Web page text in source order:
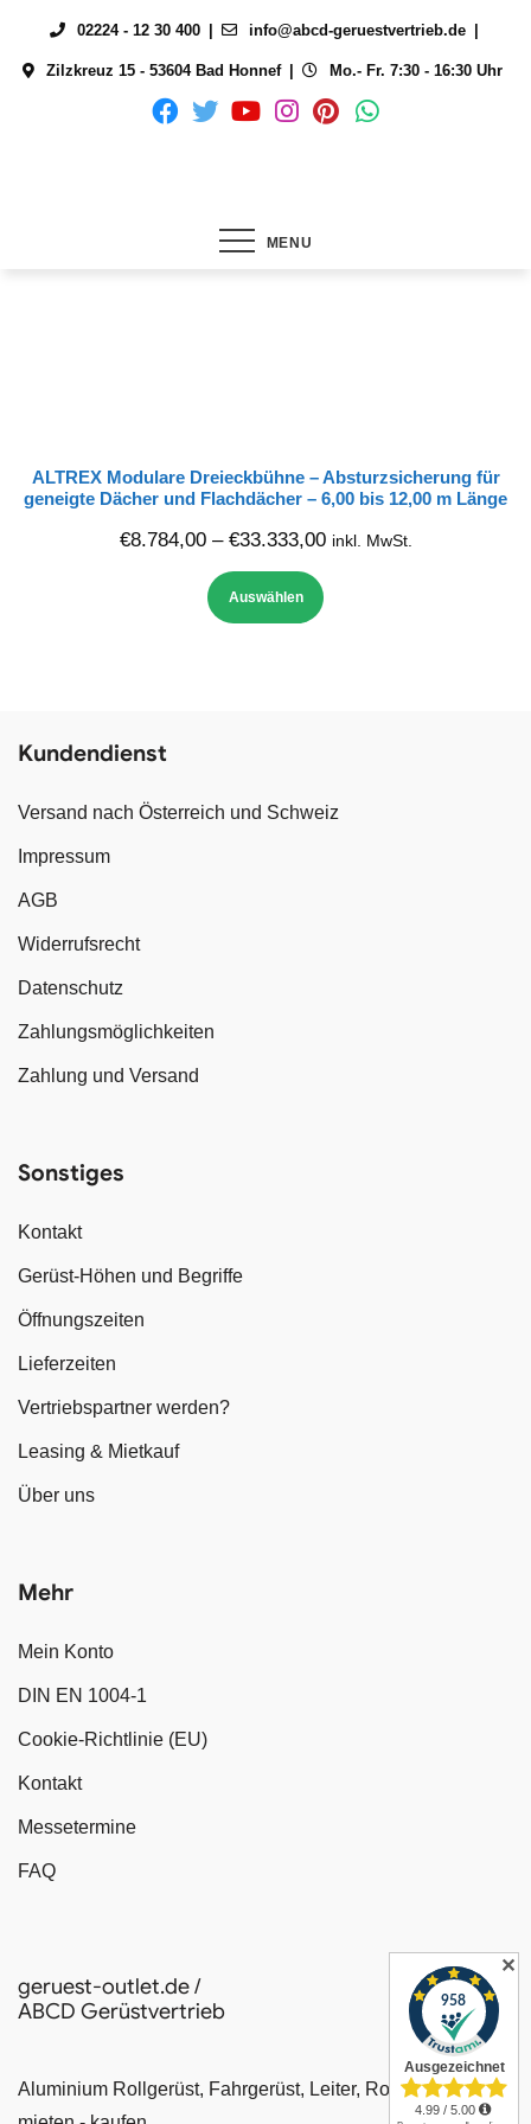
content
02224 - 12 30 400 info@abcd-geruestvertrieb.de
Zilzkreuz 15 - 53604 Bad Honnef Mo.- Fr. 7:30 - 16:30 Uhr
MENU
ALTREX Modulare Dreieckbühne – Absturzsicherung für
geneigte Dächer und Flachdächer – 6,00 bis 12,00 m Länge
€8.784,00– €33.333,00 inkl. MwSt.
Auswählen
Kundendienst
Versand nach Österreich und Schweiz
Impressum
AGB
Widerrufsrecht
Datenschutz
Zahlungsmöglichkeiten
Zahlung und Versand
Sonstiges
Kontakt
Gerüst-Höhen und Begriffe
Öffnungszeiten
Lieferzeiten
Vertriebspartner werden?
Leasing & Mietkauf
Über uns
Mehr
Mein Konto
DIN EN 1004-1
Cookie-Richtlinie (EU)
Kontakt
Messetermine
FAQ
geruest-outlet.de /
ABCD Gerüstvertrieb
Aluminium Rollgerüst, Fahrgerüst, Leiter, Rollrüstung
✕